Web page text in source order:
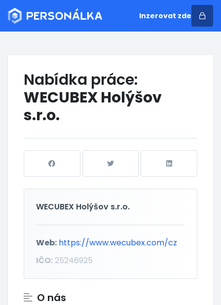
Inzerovat zde
Nabídka práce:
WECUBEX Holýšov
s.r.o.
O nás
WECUBEX Holýšov s.r.o.
Web: https://www.wecubex.com/cz
IČO: 25246925